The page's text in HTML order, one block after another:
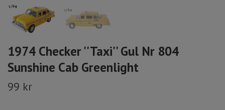
1974 Checker ''Taxi'' Gul Nr 804
Sunshine Cab Greenlight
99 kr